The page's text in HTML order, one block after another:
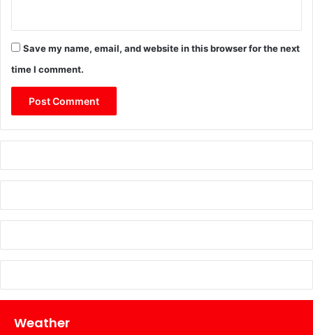
Save my name, email, and website in this browser for the next
time I comment.
Weather